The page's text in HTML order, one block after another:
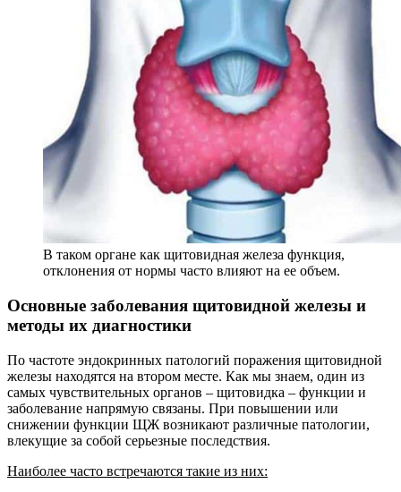
В таком органе как щитовидная железа функция,
отклонения от нормы часто влияют на ее объем.
Основные заболевания щитовидной железы и
методы их диагностики
По частоте эндокринных патологий поражения щитовидной
железы находятся на втором месте. Как мы знаем, один из
самых чувствительных органов – щитовидка – функции и
заболевание напрямую связаны. При повышении или
снижении функции ЩЖ возникают различные патологии,
влекущие за собой серьезные последствия.
Наиболее часто встречаются такие из них: